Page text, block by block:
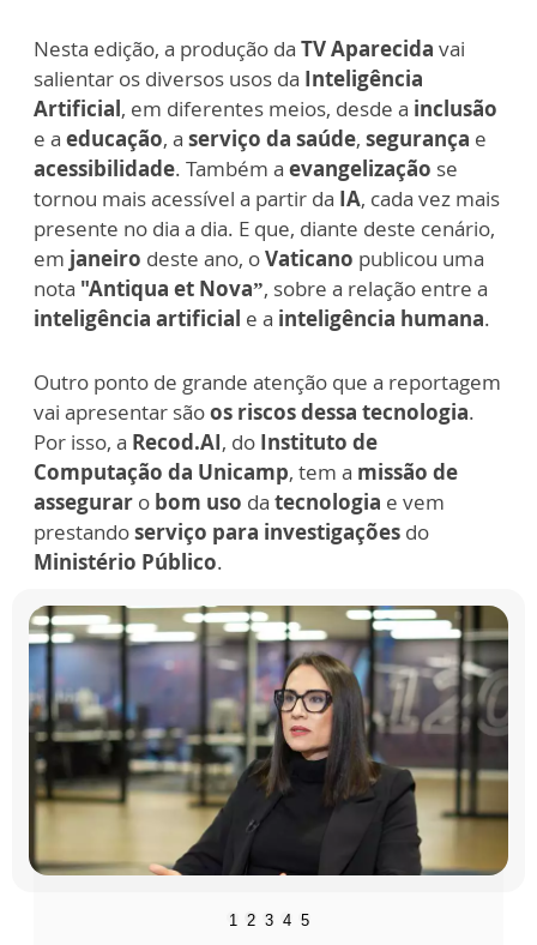
Nesta edição, a produção da TV Aparecida vai
salientar os diversos usos da Inteligência
Artificial, em diferentes meios, desde a inclusão
e a educação, a serviço da saúde, segurança e
acessibilidade. Também a evangelização se
tornou mais acessível a partir da IA, cada vez mais
presente no dia a dia. E que, diante deste cenário,
em janeiro deste ano, oVaticano publicou uma
nota "Antiqua et Nova”, sobre a relação entre a
inteligência artificial e a inteligência humana.
Outro ponto de grande atenção que a reportagem
vai apresentar sãoos riscos dessa tecnologia.
Por isso, a Recod.AI, do Instituto de
Computação da Unicamp, tem a missão de
assegurar o bom uso da tecnologia e vem
prestandoserviço para investigações do
Ministério Público.
1 2 3 4 5